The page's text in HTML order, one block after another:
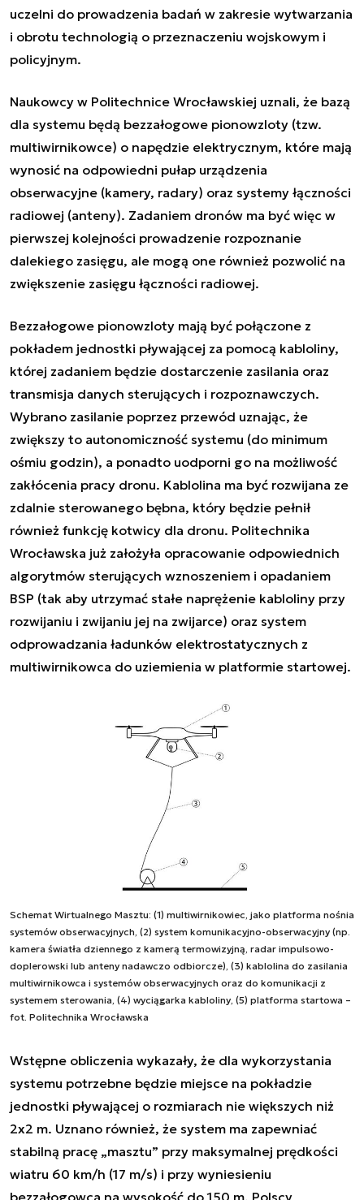
uczelni do prowadzenia badań w zakresie wytwarzania
i obrotu technologią o przeznaczeniu wojskowym i
policyjnym.
Naukowcy w Politechnice Wrocławskiej uznali, że bazą
dla systemu będą bezzałogowe pionowzloty (tzw.
multiwirnikowce) o napędzie elektrycznym, które mają
wynosić na odpowiedni pułap urządzenia
obserwacyjne (kamery, radary) oraz systemy łączności
radiowej (anteny). Zadaniem dronów ma być więc w
pierwszej kolejności prowadzenie rozpoznanie
dalekiego zasięgu, ale mogą one również pozwolić na
zwiększenie zasięgu łączności radiowej.
Bezzałogowe pionowzloty mają być połączone z
pokładem jednostki pływającej za pomocą kabloliny,
której zadaniem będzie dostarczenie zasilania oraz
transmisja danych sterujących i rozpoznawczych.
Wybrano zasilanie poprzez przewód uznając, że
zwiększy to autonomiczność systemu (do minimum
ośmiu godzin), a ponadto uodporni go na możliwość
zakłócenia pracy dronu. Kablolina ma być rozwijana ze
zdalnie sterowanego bębna, który będzie pełnił
również funkcję kotwicy dla dronu. Politechnika
Wrocławska już założyła opracowanie odpowiednich
algorytmów sterujących wznoszeniem i opadaniem
BSP (tak aby utrzymać stałe naprężenie kabloliny przy
rozwijaniu i zwijaniu jej na zwijarce) oraz system
odprowadzania ładunków elektrostatycznych z
multiwirnikowca do uziemienia w platformie startowej.
Schemat Wirtualnego Masztu: (1) multiwirnikowiec, jako platforma nośnia
systemów obserwacyjnych, (2) system komunikacyjno-obserwacyjny (np.
kamera światła dziennego z kamerą termowizyjną, radar impulsowo-
doplerowski lub anteny nadawczo odbiorcze), (3) kablolina do zasilania
multiwirnikowca i systemów obserwacyjnych oraz do komunikacji z
systemem sterowania, (4) wyciągarka kabloliny, (5) platforma startowa –
fot. Politechnika Wrocławska
Wstępne obliczenia wykazały, że dla wykorzystania
systemu potrzebne będzie miejsce na pokładzie
jednostki pływającej o rozmiarach nie większych niż
2x2 m. Uznano również, że system ma zapewniać
stabilną pracę „masztu” przy maksymalnej prędkości
wiatru 60 km/h (17 m/s) i przy wyniesieniu